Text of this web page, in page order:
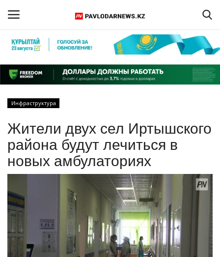
Регистрация
Главная
ПАВЛОДАРСКАЯ ОБЛАСТЬ
КАЗАХСТАН
СПЕЦПРОЕКТЫ
СПОРТ
Инфраструктура
Жители двух сел Иртышского
района будут лечиться в
новых амбулаториях